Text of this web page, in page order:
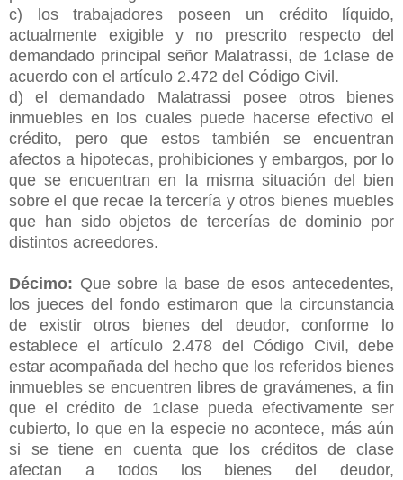
c) los trabajadores poseen un crédito líquido,
actualmente exigible y no prescrito respecto del
demandado principal señor Malatrassi, de 1clase de
acuerdo con el artículo 2.472 del Código Civil.
d) el demandado Malatrassi posee otros bienes
inmuebles en los cuales puede hacerse efectivo el
crédito, pero que estos también se encuentran
afectos a hipotecas, prohibiciones y embargos, por lo
que se encuentran en la misma situación del bien
sobre el que recae la tercería y otros bienes muebles
que han sido objetos de tercerías de dominio por
distintos acreedores.
Décimo: Que sobre la base de esos antecedentes,
los jueces del fondo estimaron que la circunstancia
de existir otros bienes del deudor, conforme lo
establece el artículo 2.478 del Código Civil, debe
estar acompañada del hecho que los referidos bienes
inmuebles se encuentren libres de gravámenes, a fin
que el crédito de 1clase pueda efectivamente ser
cubierto, lo que en la especie no acontece, más aún
si se tiene en cuenta que los créditos de clase
afectan a todos los bienes del deudor,